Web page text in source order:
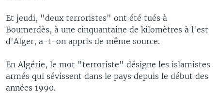
Et jeudi, "deux terroristes" ont été tués à
Boumerdès, à une cinquantaine de kilomètres à l'est
d'Alger, a-t-on appris de même source.
En Algérie, le mot "terroriste" désigne les islamistes
armés qui sévissent dans le pays depuis le début des
années 1990.